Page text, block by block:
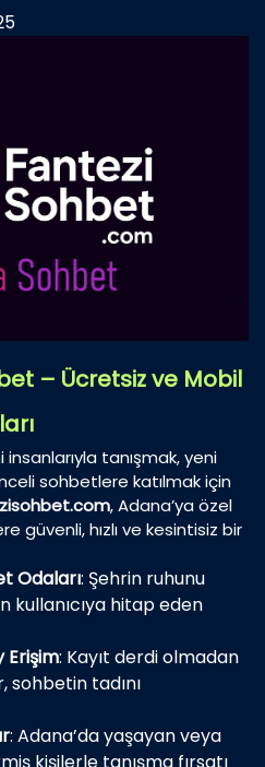
– Ücretsiz ve Mobil
insanlarıyla tanışmak, yeni
sohbetlere katılmak için
, Adana’ya özel
güvenli, hızlı ve kesintisiz bir
Odaları: Şehrin ruhunu
kullanıcıya hitap eden
Erişim: Kayıt derdi olmadan
tadını
: Adana’da yaşayan veya
kişilerle tanışma fırsatı